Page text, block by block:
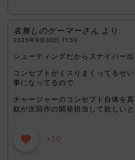
名無しのゲーマーさん より:
2025年9月30日 11:50
シューティングだからスナイパー
コンセプトがミスりまくってるせ
事になってるので
チャージャーのコンセプト自体を
奴が次回作の開発担当して欲しい
+10